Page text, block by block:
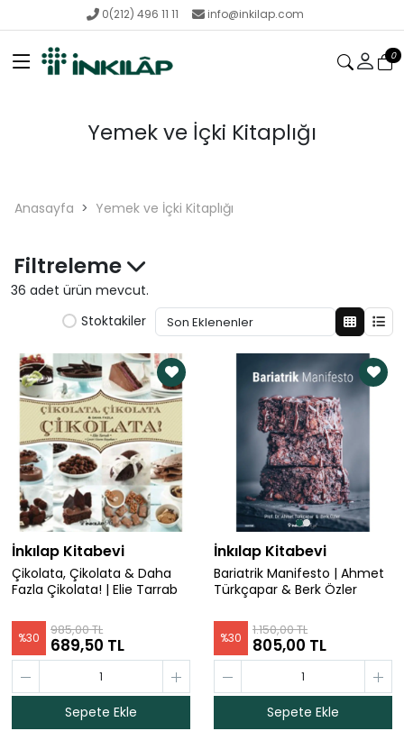
0(212) 496 11 11 info@inkilap.com
0
Yemek ve İçki Kitaplığı
Anasayfa Yemek ve İçki Kitaplığı
Filtreleme
36 adet ürün mevcut.
Stoktakiler
İnkılap Kitabevi
Çikolata, Çikolata & Daha
Fazla Çikolata! | Elie Tarrab
%30 985,00 TL
689,50 TL
Sepete Ekle
İnkılap Kitabevi
Bariatrik Manifesto | Ahmet
Türkçapar & Berk Özler
%30 1.150,00 TL
805,00 TL
Sepete Ekle